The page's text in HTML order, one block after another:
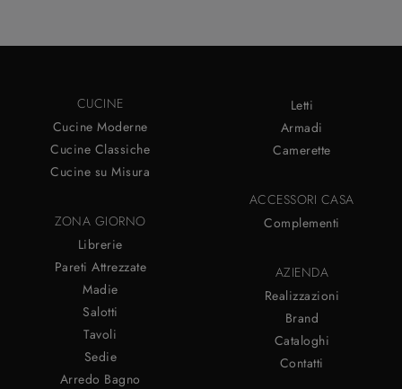
CUCINE
Cucine Moderne
Cucine Classiche
Cucine su Misura
ZONA GIORNO
Librerie
Pareti Attrezzate
Madie
Salotti
Tavoli
Sedie
Arredo Bagno
Letti
Armadi
Camerette
ACCESSORI CASA
Complementi
AZIENDA
Realizzazioni
Brand
Cataloghi
Contatti